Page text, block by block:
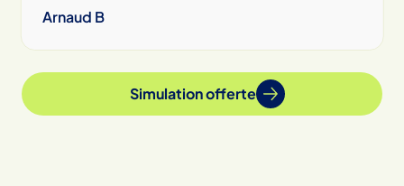
Arnaud B
Simulation offerte